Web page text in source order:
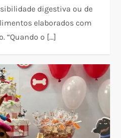
digestiva ou de
elaborados com
“Quando o […]